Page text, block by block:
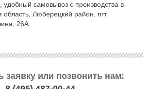
удобный самовывоз с производства в
область, Люберецкий район, пгт
26А.
заявку или позвонить нам: